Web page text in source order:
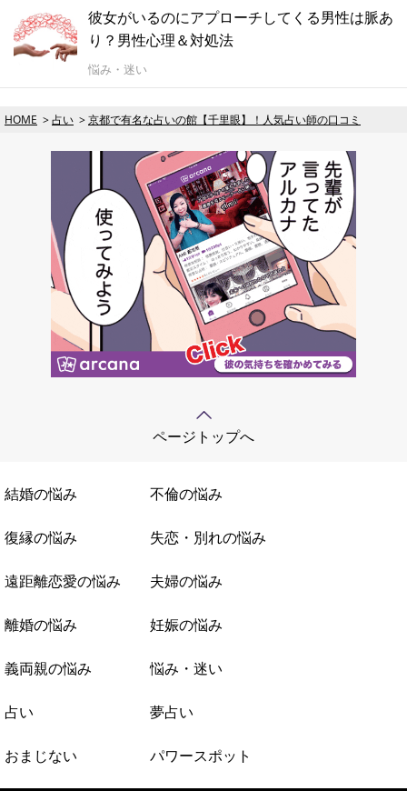
彼女がいるのにアプローチしてくる男性は脈あ
り？男性心理＆対処法
悩み・迷い
HOME 占い 京都で有名な占いの館【千里眼】！人気占い師の口コミ
ページトップへ
結婚の悩み 不倫の悩み
復縁の悩み 失恋・別れの悩み
遠距離恋愛の悩み 夫婦の悩み
離婚の悩み 妊娠の悩み
義両親の悩み 悩み・迷い
占い 夢占い
おまじない パワースポット